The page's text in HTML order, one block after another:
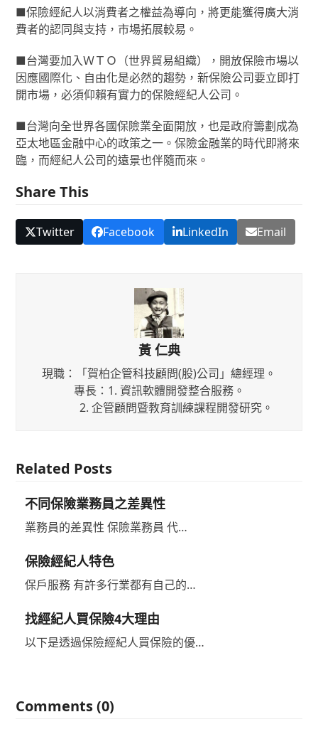
■保險經紀人以消費者之權益為導向，將更能獲得廣大消
費者的認同與支持，市場拓展較易。
■台灣要加入ＷＴＯ（世界貿易組織），開放保險市場以
因應國際化、自由化是必然的趨勢，新保險公司要立即打
開市場，必須仰賴有實力的保險經紀人公司。
■台灣向全世界各國保險業全面開放，也是政府籌劃成為
亞太地區金融中心的政策之一。保險金融業的時代即將來
臨，而經紀人公司的遠景也伴隨而來。
Share This
Twitter Facebook LinkedIn Email
黃 仁典
現職：「賀柏企管科技顧問(股)公司」總經理。
專長：1. 資訊軟體開發整合服務。
2. 企管顧問暨教育訓練課程開發研究。
Related Posts
不同保險業務員之差異性
業務員的差異性 保險業務員 代…
保險經紀人特色
保戶服務 有許多行業都有自己的…
找經紀人買保險4大理由
以下是透過保險經紀人買保險的優…
Comments (0)